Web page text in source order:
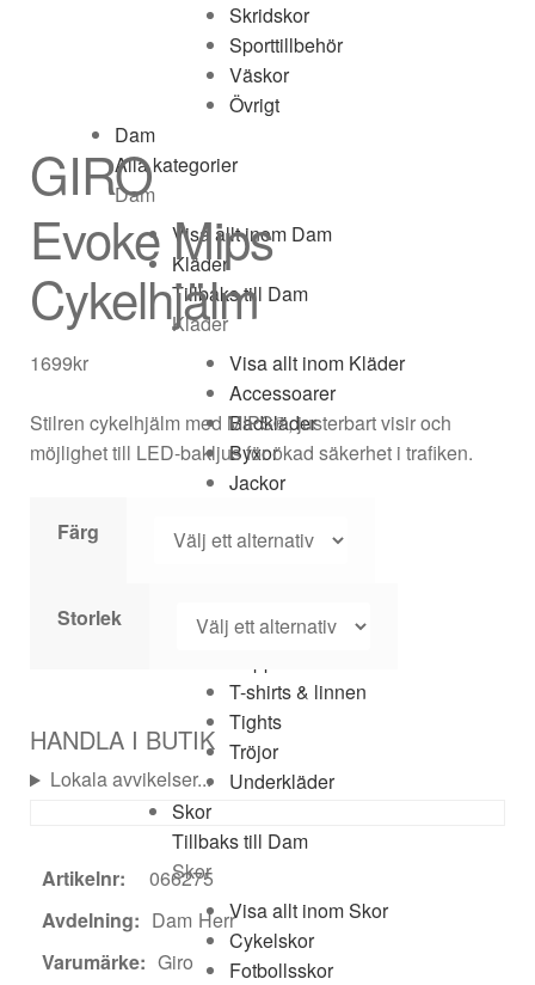
Skridskor
Sporttillbehör
Väskor
Övrigt
Dam
Alla kategorier
Dam
Visa allt inom Dam
Kläder
Tillbaks till Dam
Kläder
Visa allt inom Kläder
Accessoarer
Badkläder
Byxor
Jackor
Regnkläder
Sportkläder
T-shirts & linnen
Tights
Tröjor
Underkläder
Skor
Tillbaks till Dam
Skor
Visa allt inom Skor
Cykelskor
Fotbollsskor
GIRO
Evoke Mips
Cykelhjälm
1699kr
Stilren cykelhjälm med MIPS®, justerbart visir och
möjlighet till LED-bakljus för ökad säkerhet i trafiken.
Färg
Storlek
HANDLA I BUTIK
Lokala avvikelser...
Artikelnr:
066275
Avdelning: Dam Herr
Varumärke: Giro